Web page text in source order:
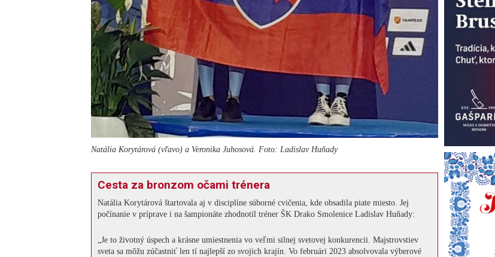
Natália Korytárová (vľavo) a Veronika Juhosová. Foto: Ladislav Huňady
Cesta za bronzom očami trénera
Natália Korytárová štartovala aj v disciplíne súborné cvičenia, kde obsadila piate miesto. Jej
počínanie v príprave i na šampionáte zhodnotil tréner ŠK Drako Smolenice Ladislav Huňady:
„Je to životný úspech a krásne umiestnenia vo veľmi silnej svetovej konkurencii. Majstrovstiev
sveta sa môžu zúčastniť len tí najlepší zo svojich krajín. Vo februári 2023 absolvovala výberové